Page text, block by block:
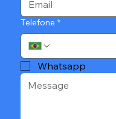
Telefone *
Whatsapp